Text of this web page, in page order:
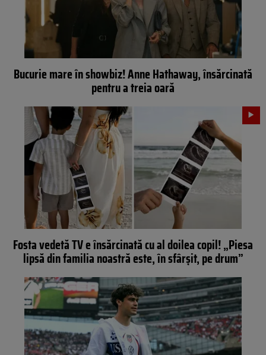
Bucurie mare în showbiz! Anne Hathaway, însărcinată
pentru a treia oară
Fosta vedetă TV e însărcinată cu al doilea copil! „Piesa
lipsă din familia noastră este, în sfârșit, pe drum”